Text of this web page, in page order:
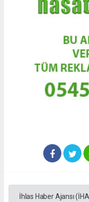
İhlas Haber Ajansı